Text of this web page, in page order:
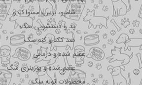
شامپو، برس، مسواک و …
پد و دستشویی سگ
ضد کک و کنه سگ
عقیم شده و درمانی
عقیم شده و یورینری سگ
محصولات توله سگ